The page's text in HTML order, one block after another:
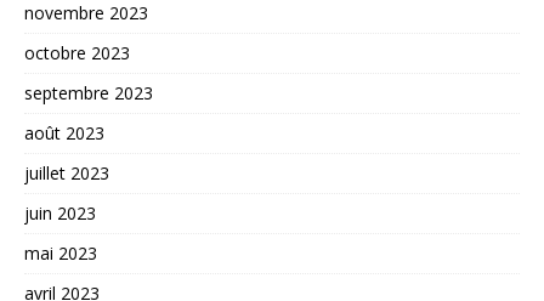
novembre 2023
octobre 2023
septembre 2023
août 2023
juillet 2023
juin 2023
mai 2023
avril 2023